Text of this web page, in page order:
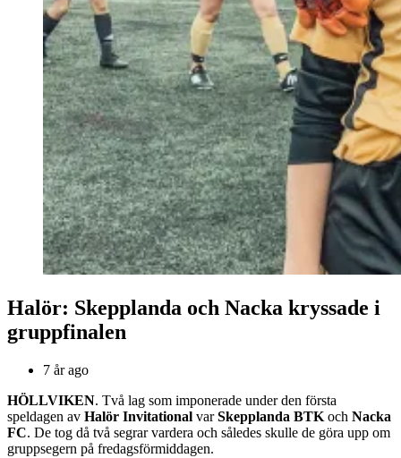
Halör: Skepplanda och Nacka kryssade i
gruppfinalen
7 år ago
HÖLLVIKEN. Två lag som imponerade under den första
speldagen av Halör Invitational varSkepplanda BTK och Nacka
FC. De tog då två segrar vardera och således skulle de göra upp om
gruppsegern på fredagsförmiddagen.